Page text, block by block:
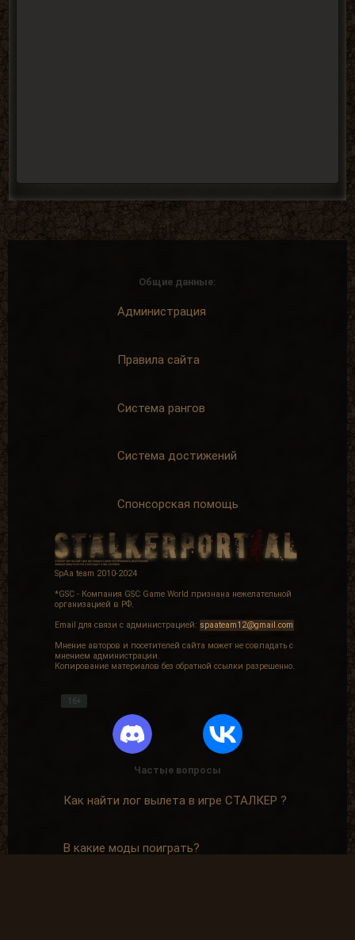
Общие данные:
Администрация
Правила сайта
Система рангов
Система достижений
Спонсорская помощь
SpAa team 2010-2024
*GSC - Компания GSC Game World признана нежелательной
организацией в РФ.
Email для связи с администрацией: spaateam12@gmail.com
Мнение авторов и посетителей сайта может не совпадать с
мнением администрации.
Копирование материалов без обратной ссылки разрешенно.
16+
Частые вопросы
Как найти лог вылета в игре СТАЛКЕР ?
В какие моды поиграть?